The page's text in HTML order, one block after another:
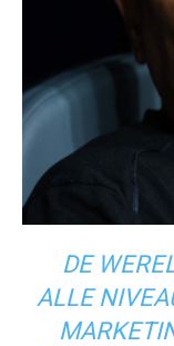
DE
ALLE